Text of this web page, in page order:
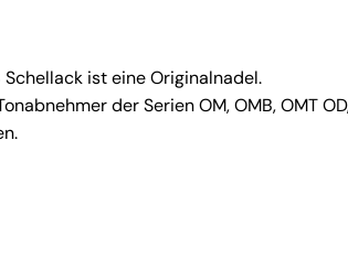
ist eine Originalnadel.
der Serien OM, OMB, OMT